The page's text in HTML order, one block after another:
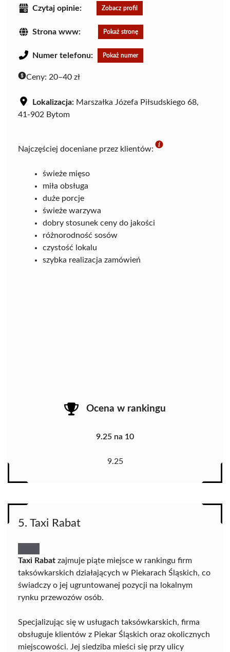
Czytaj opinie: Zobacz profil
Strona www: Pokaż stronę
Numer telefonu: Pokaż numer
Ceny: 20–40 zł
Lokalizacja: Marszałka Józefa Piłsudskiego 68,
41-902 Bytom
Najczęściej doceniane przez klientów:
świeże mięso
miła obsługa
duże porcje
świeże warzywa
dobry stosunek ceny do jakości
różnorodność sosów
czystość lokalu
szybka realizacja zamówień
Ocena w rankingu
9.25 na 10
9.25
5. Taxi Rabat
Taxi Rabat zajmuje piąte miejsce w rankingu firm
taksówkarskich działających w Piekarach Śląskich, co
świadczy o jej ugruntowanej pozycji na lokalnym
rynku przewozów osób.
Specjalizując się w usługach taksówkarskich, firma
obsługuje klientów z Piekar Śląskich oraz okolicznych
miejscowości. Jej siedziba mieści się przy ulicy